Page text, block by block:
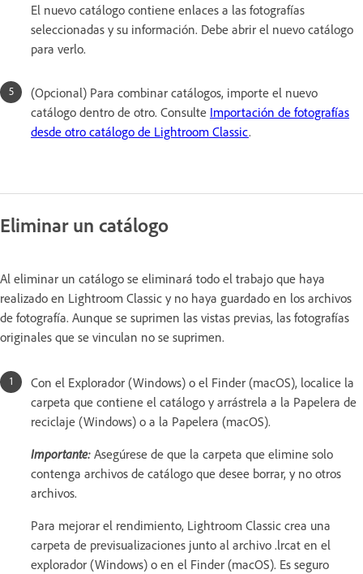
El nuevo catálogo contiene enlaces a las fotografías
seleccionadas y su información. Debe abrir el nuevo catálogo
para verlo.
(Opcional) Para combinar catálogos, importe el nuevo
catálogo dentro de otro. Consulte Importación de fotografías
desde otro catálogo de Lightroom Classic.
Eliminar un catálogo
Al eliminar un catálogo se eliminará todo el trabajo que haya
realizado en Lightroom Classic y no haya guardado en los archivos
de fotografía. Aunque se suprimen las vistas previas, las fotografías
originales que se vinculan no se suprimen.
Con el Explorador (Windows) o el Finder (macOS), localice la
carpeta que contiene el catálogo y arrástrela a la Papelera de
reciclaje (Windows) o a la Papelera (macOS).
Importante: Asegúrese de que la carpeta que elimine solo
contenga archivos de catálogo que desee borrar, y no otros
archivos.
Para mejorar el rendimiento, Lightroom Classic crea una
carpeta de previsualizaciones junto al archivo .lrcat en el
explorador (Windows) o en el Finder (macOS). Es seguro